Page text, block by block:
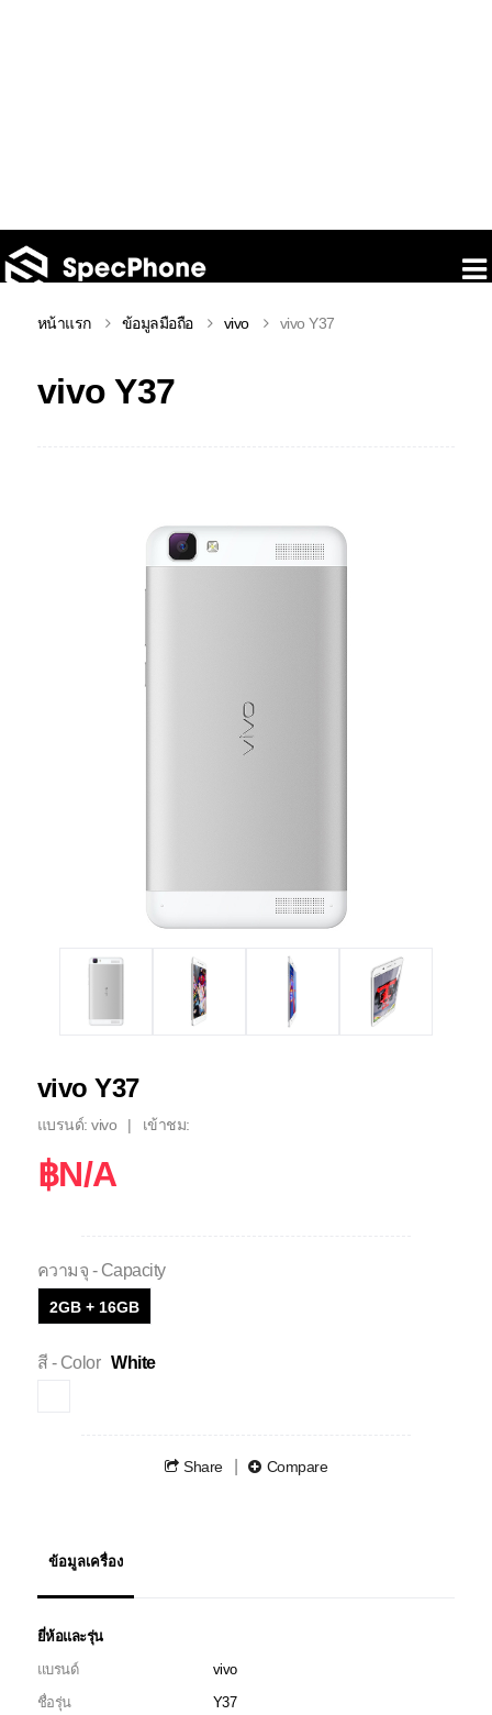
หน้าแรก ข้อมูลมือถือ vivo vivo Y37
vivo Y37
vivo Y37
แบรนด์: vivo เข้าชม:
฿N/A
ความจุ - Capacity
2GB + 16GB
สี - Color White
Share Compare
ข้อมูลเครื่อง
ยี่ห้อและรุ่น
แบรนด์
vivo
ชื่อรุ่น
Y37